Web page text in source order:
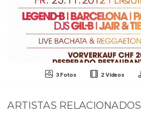
3 Fotos 2 Vídeos
ARTISTAS RELACIONADOS